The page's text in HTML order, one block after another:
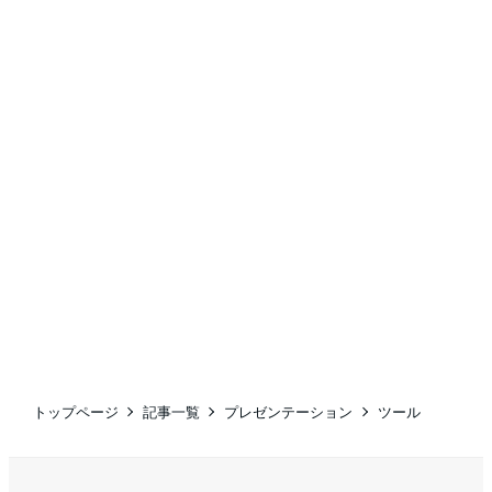
トップページ 記事一覧 プレゼンテーション ツール